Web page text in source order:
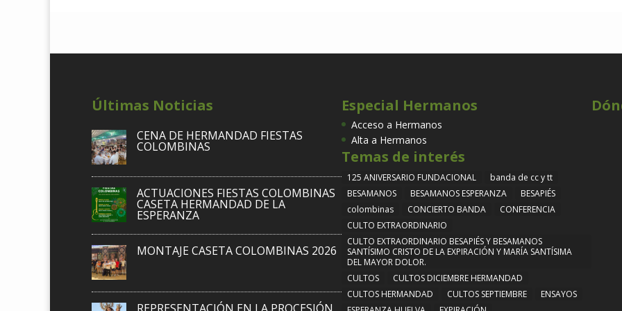
Últimas Noticias
CENA DE HERMANDAD FIESTAS
COLOMBINAS
ACTUACIONES FIESTAS COLOMBINAS
CASETA HERMANDAD DE LA
ESPERANZA
MONTAJE CASETA COLOMBINAS 2026
Especial Hermanos
Acceso a Hermanos
Alta a Hermanos
Temas de interés
125 ANIVERSARIO FUNDACIONAL
banda de cc y tt
BESAMANOS
BESAMANOS ESPERANZA
BESAPIÉS
colombinas
CONCIERTO BANDA
CONFERENCIA
CULTO EXTRAORDINARIO
CULTO EXTRAORDINARIO BESAPIÉS Y BESAMANOS
SANTÍSIMO CRISTO DE LA EXPIRACIÓN Y MARÍA SANTÍSIMA
DEL MAYOR DOLOR.
CULTOS
CULTOS DICIEMBRE HERMANDAD
CULTOS HERMANDAD
CULTOS SEPTIEMBRE
ENSAYOS